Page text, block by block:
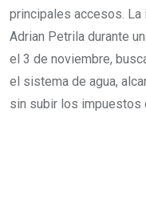
principales accesos. La
Adrian Petrila durante
el 3 de noviembre,
el sistema de agua,
sin subir los impuestos